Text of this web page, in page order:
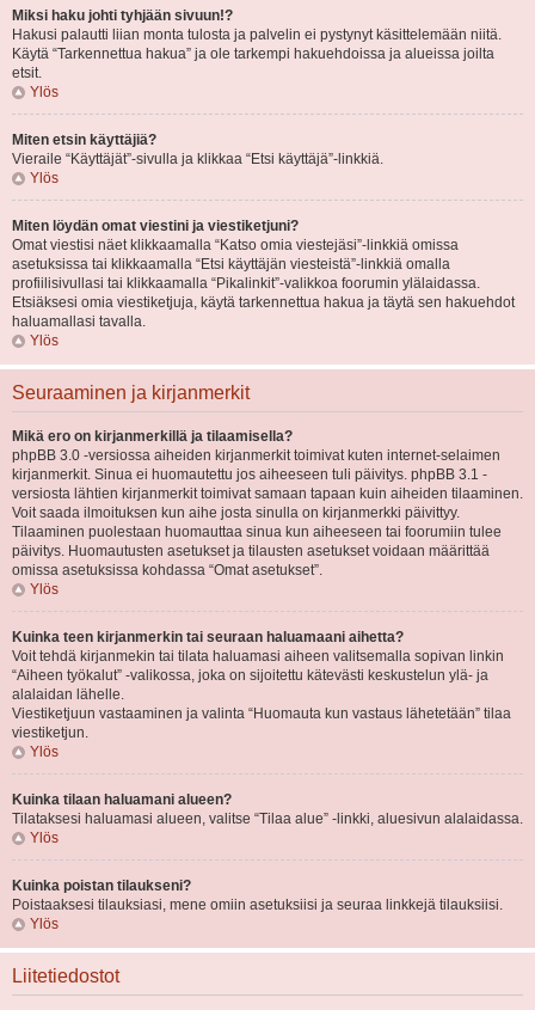
Miksi haku johti tyhjään sivuun!?
Hakusi palautti liian monta tulosta ja palvelin ei pystynyt käsittelemään niitä.
Käytä “Tarkennettua hakua” ja ole tarkempi hakuehdoissa ja alueissa joilta
etsit.
Ylös
Miten etsin käyttäjiä?
Vieraile “Käyttäjät”-sivulla ja klikkaa “Etsi käyttäjä”-linkkiä.
Ylös
Miten löydän omat viestini ja viestiketjuni?
Omat viestisi näet klikkaamalla “Katso omia viestejäsi”-linkkiä omissa
asetuksissa tai klikkaamalla “Etsi käyttäjän viesteistä”-linkkiä omalla
profiilisivullasi tai klikkaamalla “Pikalinkit”-valikkoa foorumin ylälaidassa.
Etsiäksesi omia viestiketjuja, käytä tarkennettua hakua ja täytä sen hakuehdot
haluamallasi tavalla.
Ylös
Seuraaminen ja kirjanmerkit
Mikä ero on kirjanmerkillä ja tilaamisella?
phpBB 3.0 -versiossa aiheiden kirjanmerkit toimivat kuten internet-selaimen
kirjanmerkit. Sinua ei huomautettu jos aiheeseen tuli päivitys. phpBB 3.1 -
versiosta lähtien kirjanmerkit toimivat samaan tapaan kuin aiheiden tilaaminen.
Voit saada ilmoituksen kun aihe josta sinulla on kirjanmerkki päivittyy.
Tilaaminen puolestaan huomauttaa sinua kun aiheeseen tai foorumiin tulee
päivitys. Huomautusten asetukset ja tilausten asetukset voidaan määrittää
omissa asetuksissa kohdassa “Omat asetukset”.
Ylös
Kuinka teen kirjanmerkin tai seuraan haluamaani aihetta?
Voit tehdä kirjanmekin tai tilata haluamasi aiheen valitsemalla sopivan linkin
“Aiheen työkalut” -valikossa, joka on sijoitettu kätevästi keskustelun ylä- ja
alalaidan lähelle.
Viestiketjuun vastaaminen ja valinta “Huomauta kun vastaus lähetetään” tilaa
viestiketjun.
Ylös
Kuinka tilaan haluamani alueen?
Tilataksesi haluamasi alueen, valitse “Tilaa alue” -linkki, aluesivun alalaidassa.
Ylös
Kuinka poistan tilaukseni?
Poistaaksesi tilauksiasi, mene omiin asetuksiisi ja seuraa linkkejä tilauksiisi.
Ylös
Liitetiedostot